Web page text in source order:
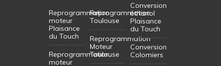
Reprogrammation
moteur
Plaisance
du Touch
Reprogrammation
moteur
Reprogrammation
Toulouse
Reprogrammation
Moteur
Toulouse
Conversion
éthanol
Plaisance
du Touch
Conversion
Colomiers